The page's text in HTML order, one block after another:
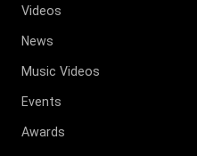
Videos
News
Music Videos
Events
Awards